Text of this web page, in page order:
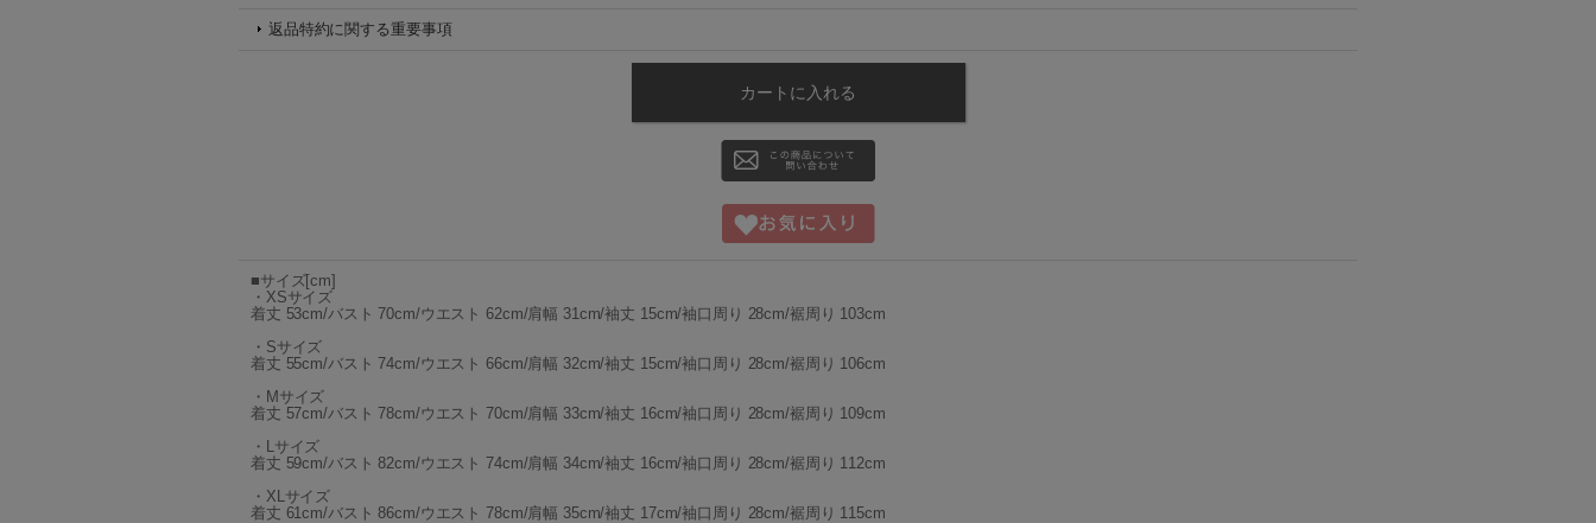
返品特約に関する重要事項
■サイズ[cm]
・XSサイズ
着丈 53cm/バスト 70cm/ウエスト 62cm/肩幅 31cm/袖丈 15cm/袖口周り 28cm/裾周り 103cm
・Sサイズ
着丈 55cm/バスト 74cm/ウエスト 66cm/肩幅 32cm/袖丈 15cm/袖口周り 28cm/裾周り 106cm
・Mサイズ
着丈 57cm/バスト 78cm/ウエスト 70cm/肩幅 33cm/袖丈 16cm/袖口周り 28cm/裾周り 109cm
・Lサイズ
着丈 59cm/バスト 82cm/ウエスト 74cm/肩幅 34cm/袖丈 16cm/袖口周り 28cm/裾周り 112cm
・XLサイズ
着丈 61cm/バスト 86cm/ウエスト 78cm/肩幅 35cm/袖丈 17cm/袖口周り 28cm/裾周り 115cm